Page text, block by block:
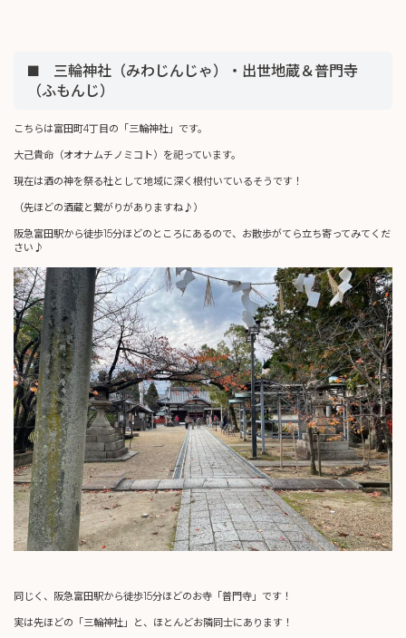
■ 三輪神社（みわじんじゃ）・出世地蔵＆普門寺
（ふもんじ）
こちらは富田町4丁目の「三輪神社」です。
大己貴命（オオナムチノミコト）を祀っています。
現在は酒の神を祭る社として地域に深く根付いているそうです！
（先ほどの酒蔵と繋がりがありますね♪）
阪急富田駅から徒歩15分ほどのところにあるので、お散歩がてら立ち寄ってみてくだ
さい♪
同じく、阪急富田駅から徒歩15分ほどのお寺「普門寺」です！
実は先ほどの「三輪神社」と、ほとんどお隣同士にあります！